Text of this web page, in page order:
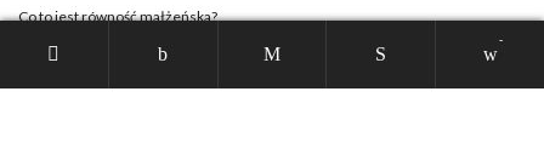
Co to jest równość małżeńska?
Strona Stowarzyszenia
-